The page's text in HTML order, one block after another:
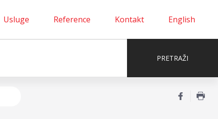
Usluge Reference Kontakt English